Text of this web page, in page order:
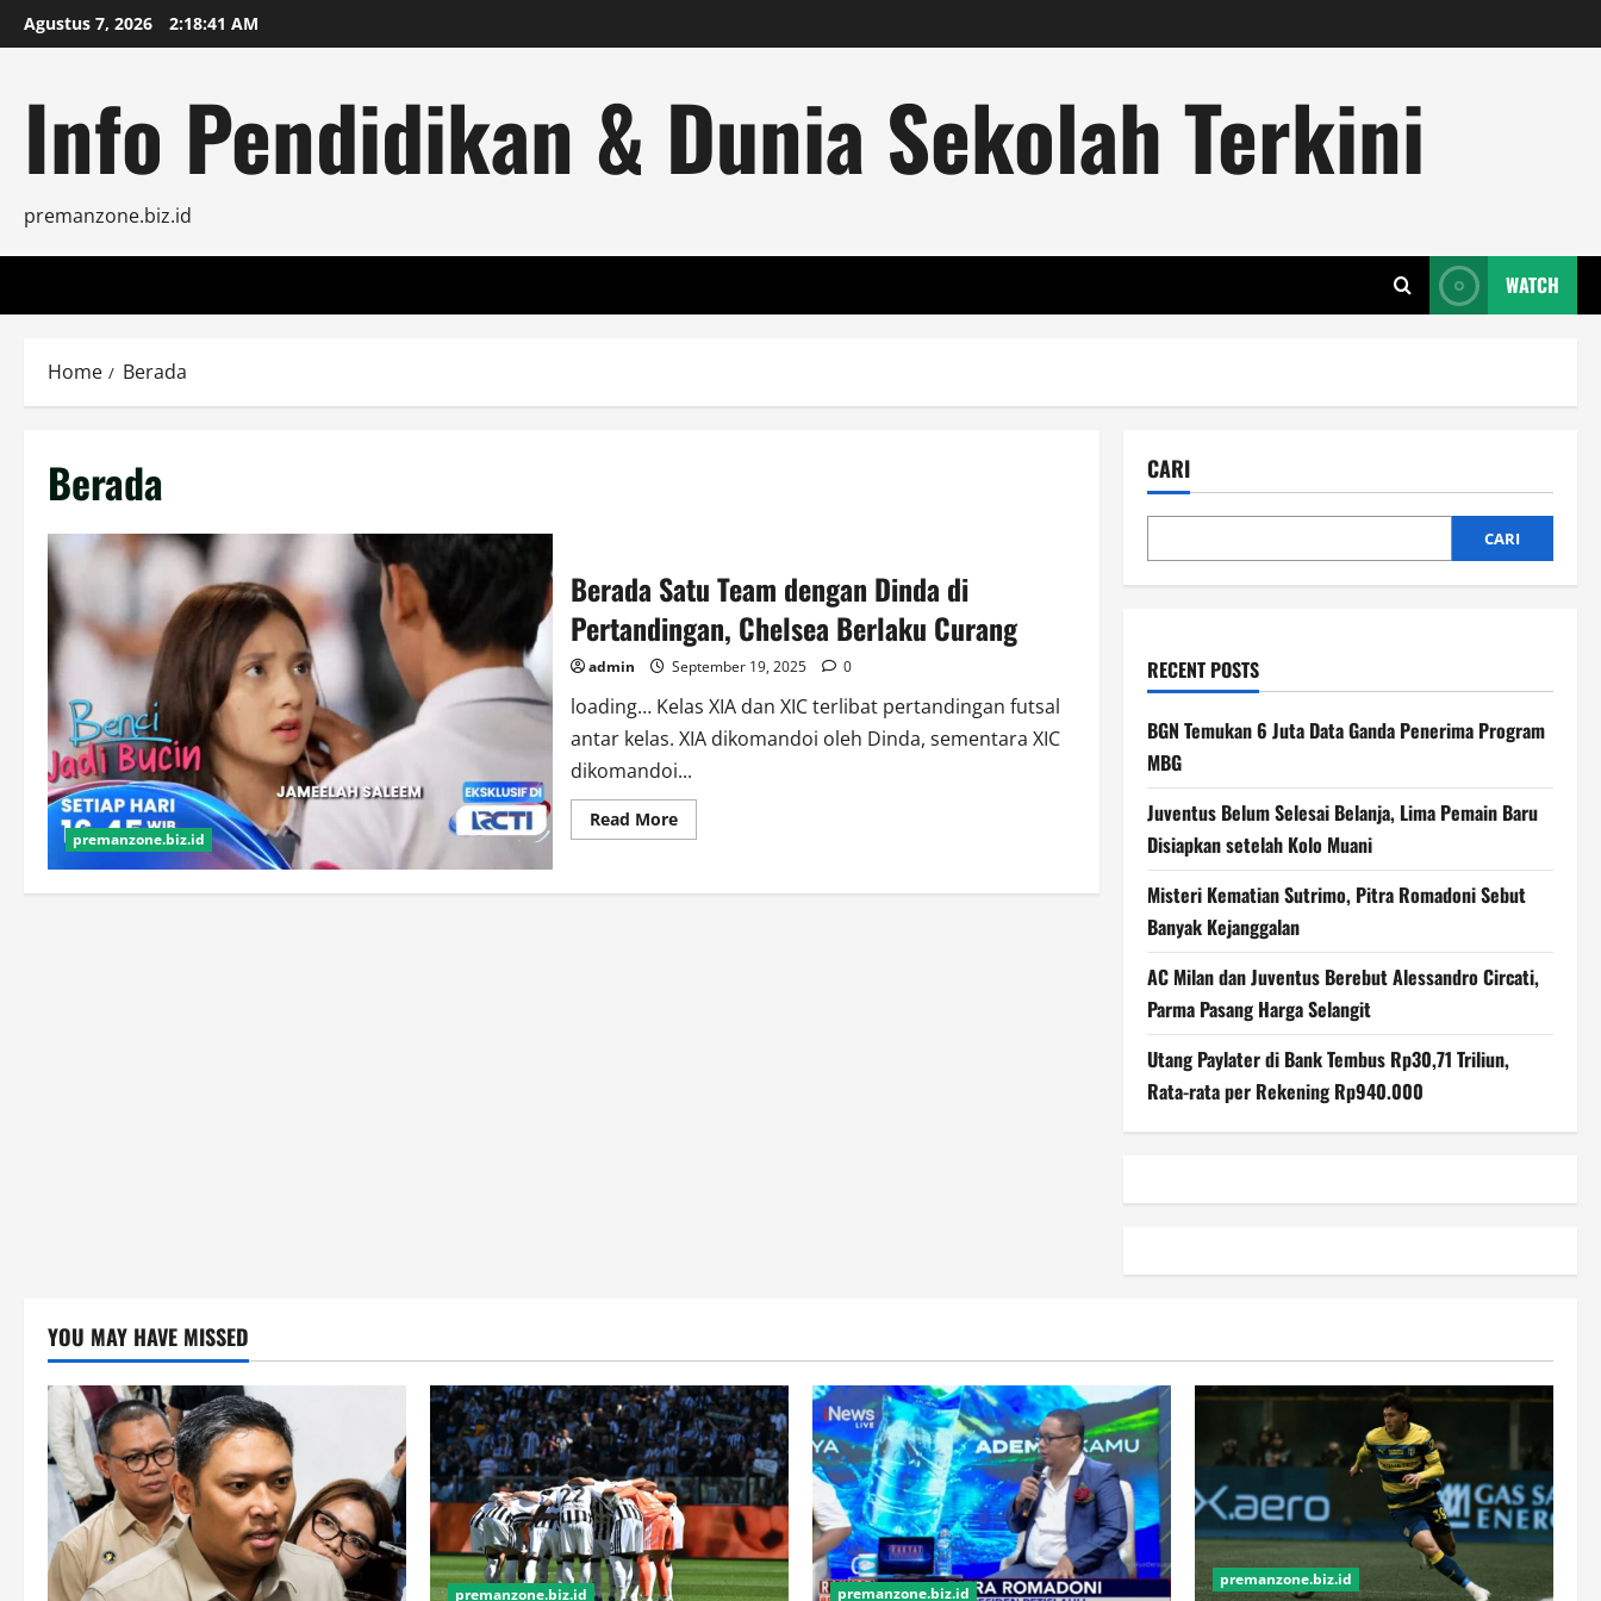
Skip
to
Agustus 7, 2026 2:18:42 AM
Info Pendidikan & Dunia Sekolah Terkini
premanzone.biz.id
WATCH
Home Berada
Berada
premanzone.biz.id
Berada Satu Team dengan Dinda di
Pertandingan, Chelsea Berlaku Curang
admin September 19, 2025 0
loading… Kelas XIA dan XIC terlibat pertandingan futsal
antar kelas. XIA dikomandoi oleh Dinda, sementara XIC
dikomandoi...
Read MoreRead
more
Team
CARI
CARI
RECENT POSTS
BGN Temukan 6 Juta Data Ganda Penerima Program
MBG
Juventus Belum Selesai Belanja, Lima Pemain Baru
Disiapkan setelah Kolo Muani
Misteri Kematian Sutrimo, Pitra Romadoni Sebut
Banyak Kejanggalan
AC Milan dan Juventus Berebut Alessandro Circati,
Parma Pasang Harga Selangit
Utang Paylater di Bank Tembus Rp30,71 Triliun,
Rata-rata per Rekening Rp940.000
YOU MAY HAVE MISSED
premanzone.biz.id premanzone.biz.id
premanzone.biz.id